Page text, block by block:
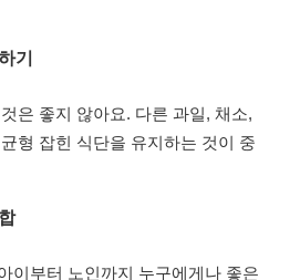
기
은 좋지 않아요. 다른 과일, 채소,
형 잡힌 식단을 유지하는 것이 중
이부터 노인까지 누구에게나 좋은